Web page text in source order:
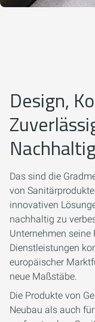
Design,
Das sind die
von
innovativen
nachhaltig zu
Unternehmen seine
Dienstleistungen
europäischer
neue Maßstäbe.
Die Produkte von
Neubau als auch